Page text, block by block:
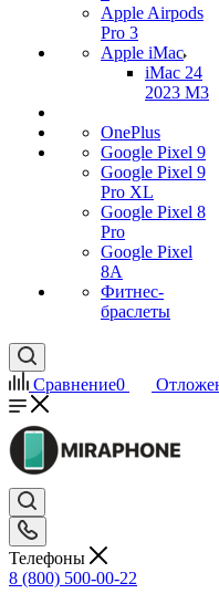
Apple Airpods
Pro 3
Apple iMac
iMac 24
2023 M3
OnePlus
Google Pixel 9
Google Pixel 9
Pro XL
Google Pixel 8
Pro
Google Pixel
8A
Фитнес-
браслеты
Сравнение0
Телефоны
8 (800) 500-00-22